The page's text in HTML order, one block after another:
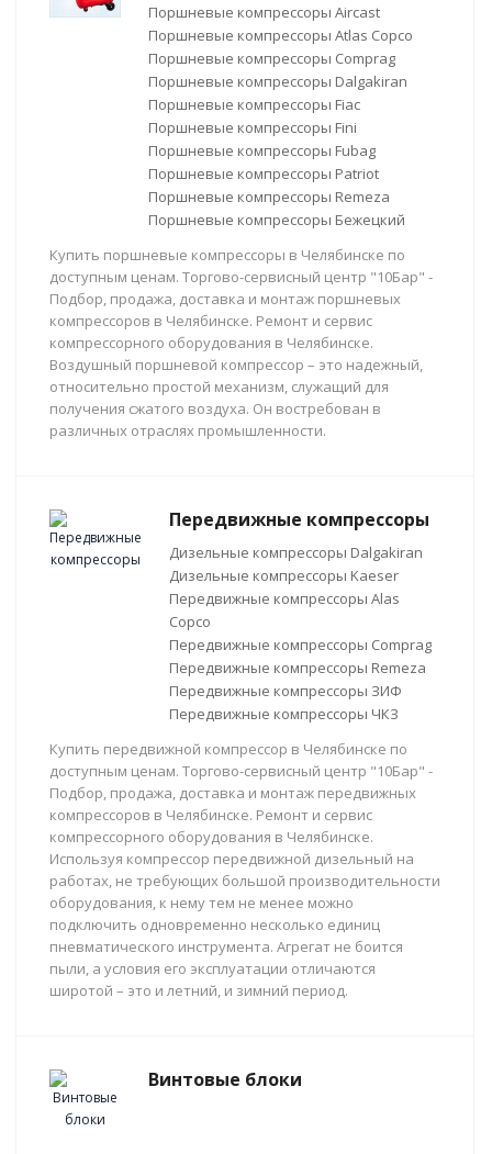
Поршневые компрессоры Aircast
Поршневые компрессоры Atlas Copco
Поршневые компрессоры Comprag
Поршневые компрессоры Dalgakiran
Поршневые компрессоры Fiac
Поршневые компрессоры Fini
Поршневые компрессоры Fubag
Поршневые компрессоры Patriot
Поршневые компрессоры Remeza
Поршневые компрессоры Бежецкий
Купить поршневые компрессоры в Челябинске по
доступным ценам. Торгово-сервисный центр "10Бар" -
Подбор, продажа, доставка и монтаж поршневых
компрессоров в Челябинске. Ремонт и сервис
компрессорного оборудования в Челябинске.
Воздушный поршневой компрессор – это надежный,
относительно простой механизм, служащий для
получения сжатого воздуха. Он востребован в
различных отраслях промышленности.
Передвижные компрессоры
Дизельные компрессоры Dalgakiran
Дизельные компрессоры Kaeser
Передвижные компрессоры Alas
Copco
Передвижные компрессоры Comprag
Передвижные компрессоры Remeza
Передвижные компрессоры ЗИФ
Передвижные компрессоры ЧКЗ
Купить передвижной компрессор в Челябинске по
доступным ценам. Торгово-сервисный центр "10Бар" -
Подбор, продажа, доставка и монтаж передвижных
компрессоров в Челябинске. Ремонт и сервис
компрессорного оборудования в Челябинске.
Используя компрессор передвижной дизельный на
работах, не требующих большой производительности
оборудования, к нему тем не менее можно
подключить одновременно несколько единиц
пневматического инструмента. Агрегат не боится
пыли, а условия его эксплуатации отличаются
широтой – это и летний, и зимний период.
Винтовые блоки